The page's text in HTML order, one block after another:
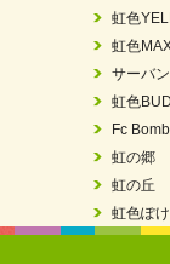
餅つき大会を開催し
「可児の企業魅力発
就労継続支援B型「
スヌーズレンルーム
「ぎふSDGs推進パ
虹色
虹色
サーバ
虹色
Fc
虹の郷
虹の丘
虹色ぽ